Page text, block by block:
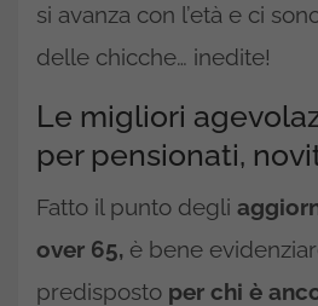
si avanza con l’età e ci
delle chicche… inedite!
Le migliori
per pensionati,
Fatto il punto degli
over 65, è bene
predisposto per chi è